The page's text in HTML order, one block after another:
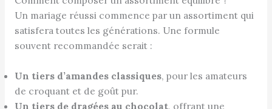
Un mariage réussi commence par un assortiment qui
satisfera toutes les générations. Une formule
souvent recommandée serait :
Un tiers d’amandes classiques, pour les amateurs
de croquant et de goût pur.
Un tiers de dragées au chocolat, offrant une